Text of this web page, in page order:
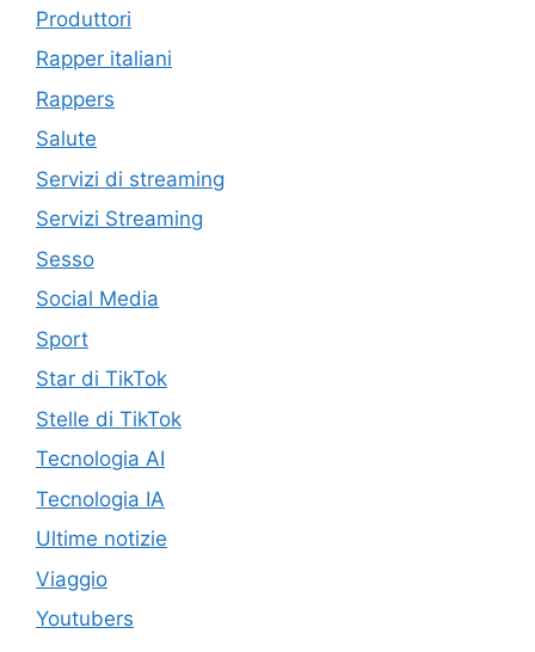
Produttori
Rapper italiani
Rappers
Salute
Servizi di streaming
Servizi Streaming
Sesso
Social Media
Sport
Star di TikTok
Stelle di TikTok
Tecnologia AI
Tecnologia IA
Ultime notizie
Viaggio
Youtubers